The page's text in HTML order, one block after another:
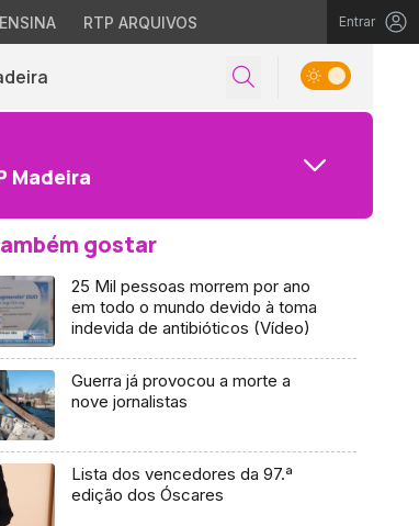
RTP ARQUIVOS Entrar
Madeira
gostar
25 Mil pessoas morrem por ano
em todo o mundo devido à toma
indevida de antibióticos (Vídeo)
Guerra já provocou a morte a
nove jornalistas
Lista dos vencedores da 97.ª
edição dos Óscares